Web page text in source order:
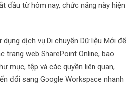
đầu từ hôm nay, chức năng này hiện
dịch vụ Di chuyển Dữ liệu Mới để
trang web SharePoint Online, bao
mục, tệp và các quyền liên quan,
đổi sang Google Workspace nhanh